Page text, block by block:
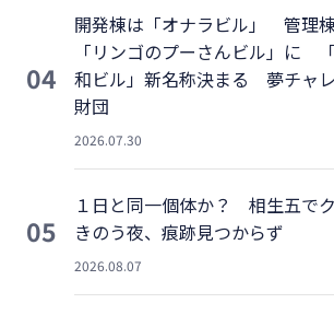
04
開発棟は「オナラビル」 管理
「リンゴのプーさんビル」に
和ビル」新名称決まる 夢チャ
財団
2026.07.30
05
１日と同一個体か？ 相生五で
きのう夜、痕跡見つからず
2026.08.07